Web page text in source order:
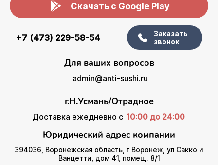
Скачать с Google Play
+7 (473) 229-58-54
Заказать
звонок
Для ваших вопросов
admin@anti-sushi.ru
г.Н.Усмань/Отрадное
Доставка ежедневно с 10:00 до 24:00
Юридический адрес компании
394036, Воронежская область, г Воронеж, ул Сакко и
Ванцетти, дом 41, помещ. 8/1